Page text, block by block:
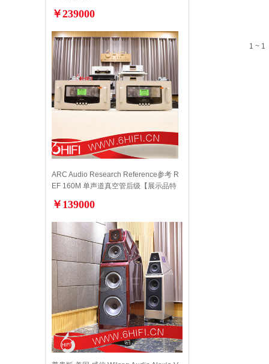
￥239000
ARC Audio Research Reference参考 R
EF 160M 单声道真空管后级【展示品特
￥139000
1 ~ 1